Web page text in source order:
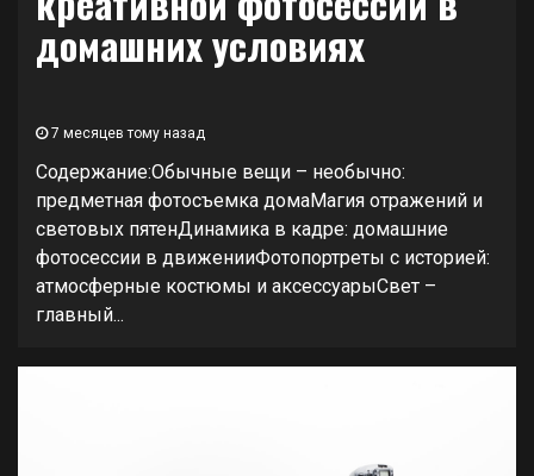
домашних условиях
7 месяцев тому назад
Содержание:Обычные вещи – необычно:
предметная фотосъемка домаМагия отражений и
световых пятенДинамика в кадре: домашние
фотосессии в движенииФотопортреты с историей:
атмосферные костюмы и аксессуарыСвет –
главный...